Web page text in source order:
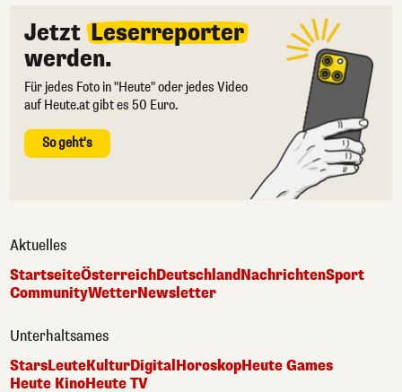
Jetzt Leserreporter
werden.
Für jedes Foto in "Heute" oder jedes Video
auf Heute.at gibt es 50 Euro.
So geht's
Aktuelles
StartseiteÖsterreichDeutschlandNachrichtenSport
CommunityWetterNewsletter
Unterhaltsames
StarsLeuteKulturDigital HoroskopHeute Games
Heute KinoHeute TV